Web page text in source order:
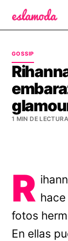
GOSSIP
1 MIN DE LECTURA
R
fotos
En ellas